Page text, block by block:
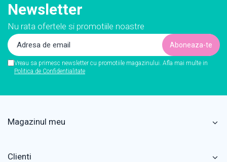
Newsletter
Nu rata ofertele si promotiile noastre
Vreau sa primesc newsletter cu promotiile magazinului. Afla mai multe in
Politica de Confidentialitate
Magazinul meu
Clienti